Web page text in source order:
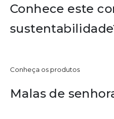
Conhece este
Conheça os produtos
Malas de